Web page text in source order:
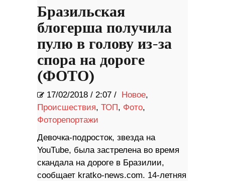
Бразильская
блогерша получила
пулю в голову из-за
спора на дороге
(ФОТО)
17/02/2018 / 2:07 / Новое,
Происшествия, ТОП, Фото,
Фоторепортажи
Девочка-подросток, звезда на
YouTube, была застрелена во время
скандала на дороге в Бразилии,
сообщает kratko-news.com. 14-летняя